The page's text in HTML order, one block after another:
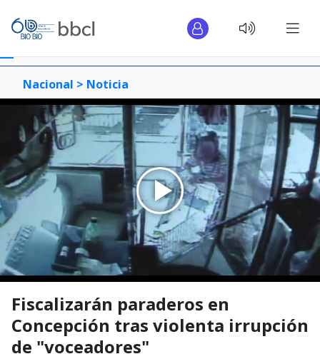
Nacional > Noticia
Fiscalizarán paraderos en
Concepción tras violenta irrupción
de "voceadores"